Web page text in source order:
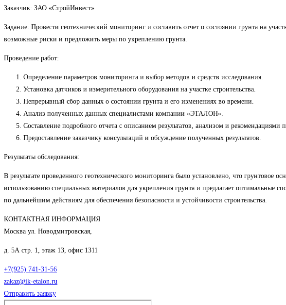
Заказчик: ЗАО «СтройИнвест»
Задание: Провести геотехнический мониторинг и составить отчет о состоянии грунта на
возможные риски и предложить меры по укреплению грунта.
Проведение работ:
Определение параметров мониторинга и выбор методов и средств исследования.
Установка датчиков и измерительного оборудования на участке строительства.
Непрерывный сбор данных о состоянии грунта и его изменениях во времени.
Анализ полученных данных специалистами компании «ЭТАЛОН».
Составление подробного отчета с описанием результатов, анализом и рекомендациями
Предоставление заказчику консультаций и обсуждение полученных результатов.
Результаты обследования:
В результате проведенного геотехнического мониторинга было установлено, что грунтовое
использованию специальных материалов для укрепления грунта и предлагает
по дальнейшим действиям для обеспечения безопасности и устойчивости строительства.
КОНТАКТНАЯ ИНФОРМАЦИЯ
Москва ул. Новодмитровская,
д. 5А стр. 1, этаж 13, офис 1311
+7(925) 741-31-56
zakaz@ik-etalon.ru
Отправить заявку